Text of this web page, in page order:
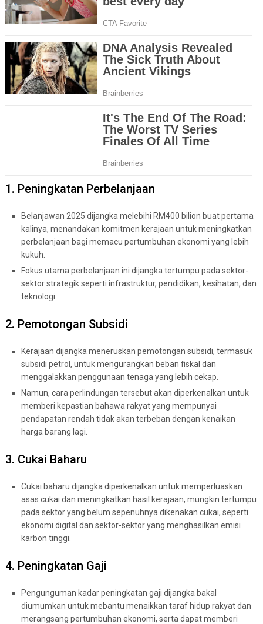
1. Peningkatan Perbelanjaan
Belanjawan 2025 dijangka melebihi RM400 bilion buat pertama
kalinya, menandakan komitmen kerajaan untuk meningkatkan
perbelanjaan bagi memacu pertumbuhan ekonomi yang lebih
kukuh.
Fokus utama perbelanjaan ini dijangka tertumpu pada sektor-
sektor strategik seperti infrastruktur, pendidikan, kesihatan, dan
teknologi.
2. Pemotongan Subsidi
Kerajaan dijangka meneruskan pemotongan subsidi, termasuk
subsidi petrol, untuk mengurangkan beban fiskal dan
menggalakkan penggunaan tenaga yang lebih cekap.
Namun, cara perlindungan tersebut akan diperkenalkan untuk
memberi kepastian bahawa rakyat yang mempunyai
pendapatan rendah tidak akan terbeban dengan kenaikan
harga barang lagi.
3. Cukai Baharu
Cukai baharu dijangka diperkenalkan untuk memperluaskan
asas cukai dan meningkatkan hasil kerajaan, mungkin tertumpu
pada sektor yang belum sepenuhnya dikenakan cukai, seperti
ekonomi digital dan sektor-sektor yang menghasilkan emisi
karbon tinggi.
4. Peningkatan Gaji
Pengunguman kadar peningkatan gaji dijangka bakal
diumumkan untuk mebantu menaikkan taraf hidup rakyat dan
merangsang pertumbuhan ekonomi, serta dapat memberi